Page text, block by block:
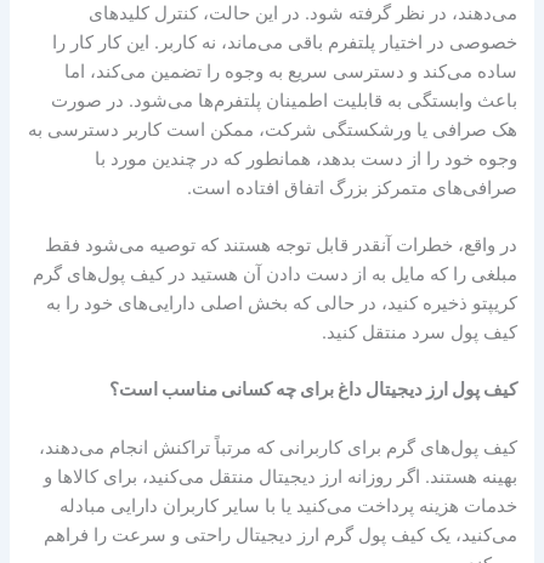
می‌دهند، در نظر گرفته شود. در این حالت، کنترل کلیدهای
خصوصی در اختیار پلتفرم باقی می‌ماند، نه کاربر. این کار کار را
ساده می‌کند و دسترسی سریع به وجوه را تضمین می‌کند، اما
باعث وابستگی به قابلیت اطمینان پلتفرم‌ها می‌شود. در صورت
هک صرافی یا ورشکستگی شرکت، ممکن است کاربر دسترسی به
وجوه خود را از دست بدهد، همانطور که در چندین مورد با
صرافی‌های متمرکز بزرگ اتفاق افتاده است.
در واقع، خطرات آنقدر قابل توجه هستند که توصیه می‌شود فقط
مبلغی را که مایل به از دست دادن آن هستید در کیف پول‌های گرم
کریپتو ذخیره کنید، در حالی که بخش اصلی دارایی‌های خود را به
کیف پول سرد منتقل کنید.
کیف پول ارز دیجیتال داغ برای چه کسانی مناسب است؟
کیف پول‌های گرم برای کاربرانی که مرتباً تراکنش انجام می‌دهند،
بهینه هستند. اگر روزانه ارز دیجیتال منتقل می‌کنید، برای کالاها و
خدمات هزینه پرداخت می‌کنید یا با سایر کاربران دارایی مبادله
می‌کنید، یک کیف پول گرم ارز دیجیتال راحتی و سرعت را فراهم